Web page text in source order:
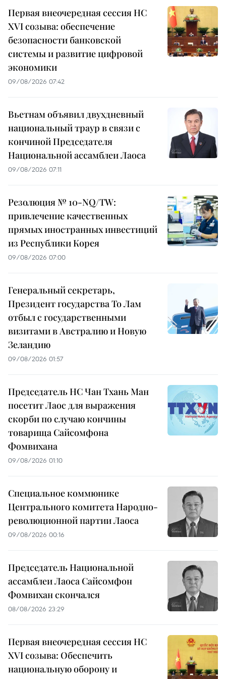
Первая внеочередная сессия НС
XVI созыва: обеспечение
безопасности банковской
системы и развитие цифровой
экономики
09/08/2026 07:42
Вьетнам объявил двухдневный
национальный траур в связи с
кончиной Председателя
Национальной ассамблеи Лаоса
09/08/2026 07:11
Резолюция № 10-NQ/TW:
привлечение качественных
прямых иностранных инвестиций
из Республики Корея
09/08/2026 07:00
Генеральный секретарь,
Президент государства То Лам
отбыл с государственными
визитами в Австралию и Новую
Зеландию
09/08/2026 01:57
Председатель НС Чан Тхань Ман
посетит Лаос для выражения
скорби по случаю кончины
товарища Сайсомфона
Фомвихана
09/08/2026 01:10
Специальное коммюнике
Центрального комитета Народно-
революционной партии Лаоса
09/08/2026 00:16
Председатель Национальной
ассамблеи Лаоса Сайсомфон
Фомвихан скончался
08/08/2026 23:29
Первая внеочередная сессия НС
XVI созыва: Обеспечить
национальную оборону и